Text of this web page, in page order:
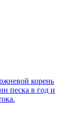
корень
песка в год и